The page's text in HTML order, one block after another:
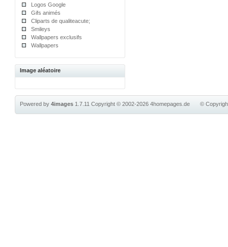
Logos Google
Gifs animés
Cliparts de qualiteacute;
Smileys
Wallpapers exclusifs
Wallpapers
Image aléatoire
©
Powered by4images 1.7.11Copyright © 2002-20264homepages.de